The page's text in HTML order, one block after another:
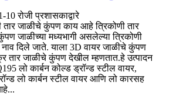
10 रोजी प्रशासकाद्वारे
तार जाळीचे कुंपण काय आहे त्रिकोणी तार
जाळीच्या मध्यभागी असलेल्या त्रिकोणी
दिले जाते. याला 3D वायर जाळीचे कुंपण
तार जाळीचे कुंपण देखील म्हणतात.हे उत्पादन
लो कार्बन कोल्ड ड्रॉन्ड स्टील वायर,
लो कार्बन स्टील वायर आणि लो कारसह